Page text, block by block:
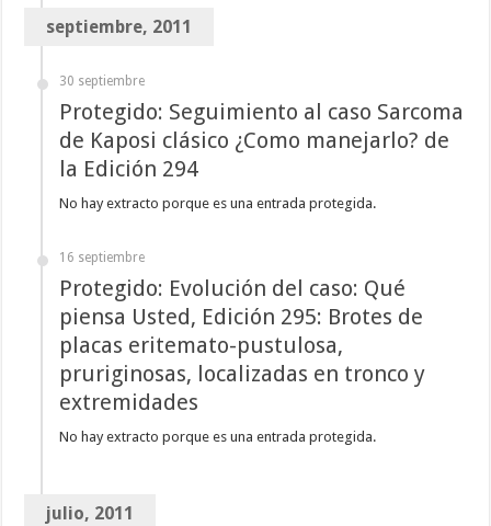
septiembre, 2011
30 septiembre
Protegido: Seguimiento al caso Sarcoma
de Kaposi clásico ¿Como manejarlo? de
la Edición 294
No hay extracto porque es una entrada protegida.
16 septiembre
Protegido: Evolución del caso: Qué
piensa Usted, Edición 295: Brotes de
placas eritemato-pustulosa,
pruriginosas, localizadas en tronco y
extremidades
No hay extracto porque es una entrada protegida.
julio, 2011